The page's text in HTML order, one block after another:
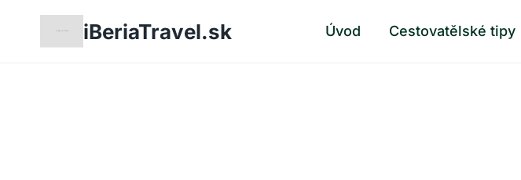
iBeriaTravel.sk Úvod Cestovatělské tipy